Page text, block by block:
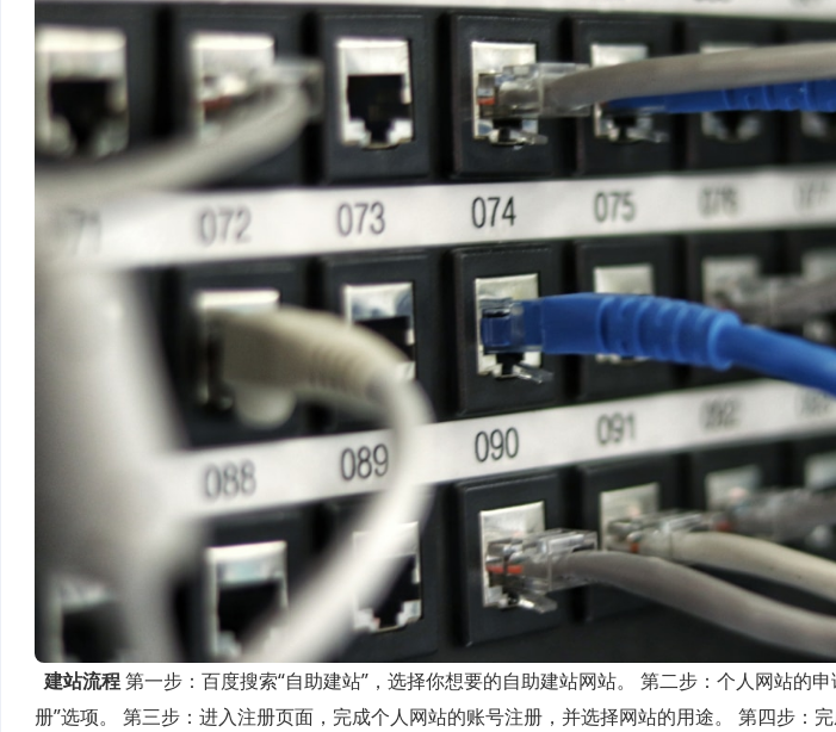
建站流程第一步：百度搜索“自助建站”，选择你想要的自助建站网站。 第二步：个人网站的
册”选项。 第三步：进入注册页面，完成个人网站的账号注册，并选择网站的用途。 第四步：